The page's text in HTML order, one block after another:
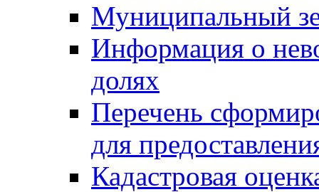
Муниципальный
Информация о
долях
Перечень
для
Кадастровая